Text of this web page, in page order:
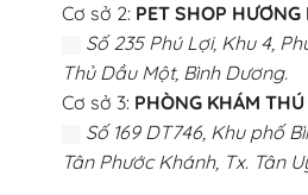
Cơ sở 2: PET SHOP HƯƠNG
Số 235 Phú Lợi, Khu 4,
Thủ Dầu Một, Bình Dương.
Cơ sở 3: PHÒNG KHÁM
Số 169 DT746, Khu phố
Tân Phước Khánh, Tx. Tân